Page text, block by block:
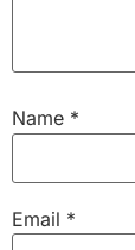
Name *
Email *